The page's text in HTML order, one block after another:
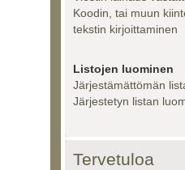
Koodin, tai muun
tekstin kirjoittaminen
Listojen luominen
Järjestämättömän
Järjestetyn listan
Tervetuloa